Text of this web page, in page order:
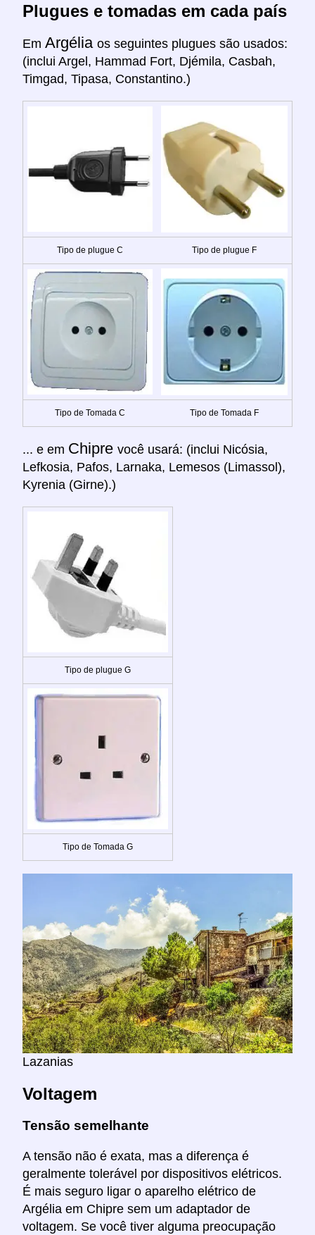
Plugues e tomadas em cada país
Em Argélia os seguintes plugues são usados:
(inclui Argel, Hammad Fort, Djémila, Casbah,
Timgad, Tipasa, Constantino.)
Tipo de plugue C Tipo de plugue F
Tipo de Tomada C Tipo de Tomada F
... e em Chipre você usará: (inclui Nicósia,
Lefkosia, Pafos, Larnaka, Lemesos (Limassol),
Kyrenia (Girne).)
Tipo de plugue G
Tipo de Tomada G
Lazanias
Voltagem
Tensão semelhante
A tensão não é exata, mas a diferença é
geralmente tolerável por dispositivos elétricos.
É mais seguro ligar o aparelho elétrico de
Argélia em Chipre sem um adaptador de
voltagem. Se você tiver alguma preocupação